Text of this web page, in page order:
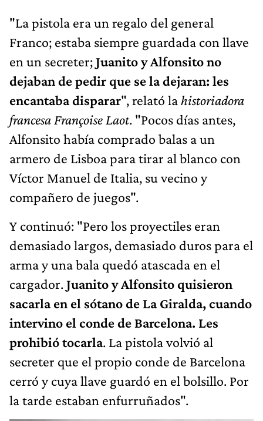
"La pistola era un regalo del general
Franco; estaba siempre guardada con llave
en un secreter;Juanito y Alfonsito no
dejaban de pedir que se la dejaran: les
encantaba disparar", relató lahistoriadora
francesa Françoise Laot. "Pocos días antes,
Alfonsito había comprado balas a un
armero de Lisboa para tirar al blanco con
Víctor Manuel de Italia, su vecino y
compañero de juegos".
Y continuó: "Pero los proyectiles eran
demasiado largos, demasiado duros para el
arma y una bala quedó atascada en el
cargador.Juanito y Alfonsito quisieron
sacarla en el sótano de La Giralda, cuando
intervino el conde de Barcelona. Les
prohibió tocarla. La pistola volvió al
secreter que el propio conde de Barcelona
cerró y cuya llave guardó en el bolsillo. Por
la tarde estaban enfurruñados".